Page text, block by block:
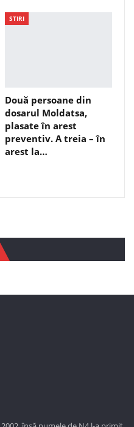
STIRI
Două persoane din
dosarul Moldatsa,
plasate în arest
preventiv. A treia – în
arest la…